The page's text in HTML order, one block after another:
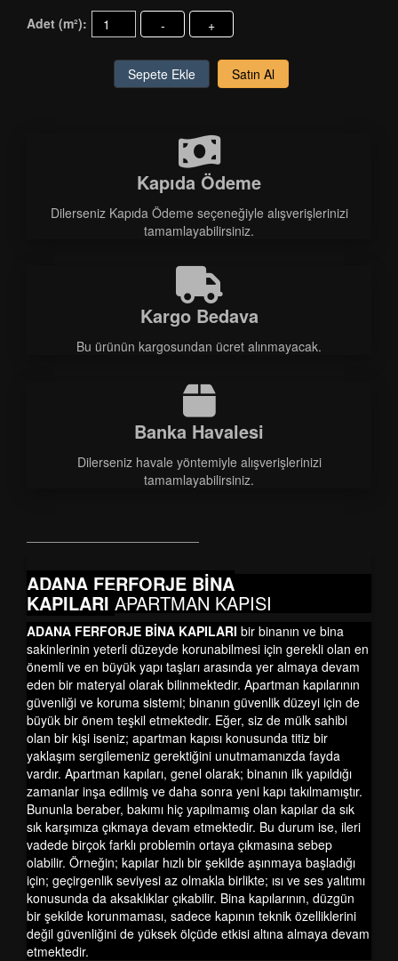
Adet (m²): - +
Sepete Ekle Satın Al
Kapıda Ödeme
Dilerseniz Kapıda Ödeme seçeneğiyle alışverişlerinizi
tamamlayabilirsiniz.
Kargo Bedava
Bu ürünün kargosundan ücret alınmayacak.
Banka Havalesi
Dilerseniz havale yöntemiyle alışverişlerinizi
tamamlayabilirsiniz.
ADANA FERFORJE BİNA
KAPILARI APARTMAN KAPISI
ADANA FERFORJE BİNA KAPILARI bir binanın ve bina
sakinlerinin yeterli düzeyde korunabilmesi için gerekli olan en
önemli ve en büyük yapı taşları arasında yer almaya devam
eden bir materyal olarak bilinmektedir. Apartman kapılarının
güvenliği ve koruma sistemi; binanın güvenlik düzeyi için de
büyük bir önem teşkil etmektedir. Eğer, siz de mülk sahibi
olan bir kişi iseniz; apartman kapısı konusunda titiz bir
yaklaşım sergilemeniz gerektiğini unutmamanızda fayda
vardır. Apartman kapıları, genel olarak; binanın ilk yapıldığı
zamanlar inşa edilmiş ve daha sonra yeni kapı takılmamıştır.
Bununla beraber, bakımı hiç yapılmamış olan kapılar da sık
sık karşımıza çıkmaya devam etmektedir. Bu durum ise, ileri
vadede birçok farklı problemin ortaya çıkmasına sebep
olabilir. Örneğin; kapılar hızlı bir şekilde aşınmaya başladığı
için; geçirgenlik seviyesi az olmakla birlikte; ısı ve ses yalıtımı
konusunda da aksaklıklar çıkabilir. Bina kapılarının, düzgün
bir şekilde korunmaması, sadece kapının teknik özelliklerini
değil güvenliğini de yüksek ölçüde etkisi altına almaya devam
etmektedir.